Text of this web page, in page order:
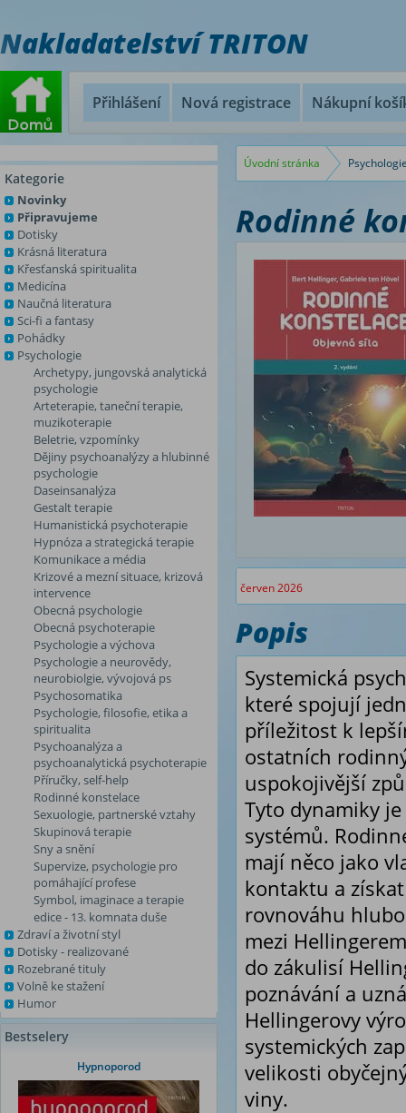
Nakladatelství TRITON
Přihlášení Nová registrace Nákupní
Kategorie
Novinky
Připravujeme
Dotisky
Krásná literatura
Křesťanská spiritualita
Medicína
Naučná literatura
Sci-fi a fantasy
Pohádky
Psychologie
Archetypy, jungovská analytická
psychologie
Arteterapie, taneční terapie,
muzikoterapie
Beletrie, vzpomínky
Dějiny psychoanalýzy a hlubinné
psychologie
Daseinsanalýza
Gestalt terapie
Humanistická psychoterapie
Hypnóza a strategická terapie
Komunikace a média
Krizové a mezní situace, krizová
intervence
Obecná psychologie
Obecná psychoterapie
Psychologie a výchova
Psychologie a neurovědy,
neurobiolgie, vývojová ps
Psychosomatika
Psychologie, filosofie, etika a
spiritualita
Psychoanalýza a
psychoanalytická psychoterapie
Příručky, self-help
Rodinné konstelace
Sexuologie, partnerské vztahy
Skupinová terapie
Sny a snění
Supervize, psychologie pro
pomáhající profese
Symbol, imaginace a terapie
edice - 13. komnata duše
Zdraví a životní styl
Dotisky - realizované
Rozebrané tituly
Volně ke stažení
Humor
Bestselery
Hypnoporod
Úvodní stránka
Rodinné
červen 2026
Popis
Systemická
které spojují
příležitost k
ostatních
uspokojivější
Tyto dynamiky
systémů.
mají něco jako
kontaktu a
rovnováhu
mezi
do zákulisí
poznávání a
Hellingerovy
systemických
velikosti
viny.